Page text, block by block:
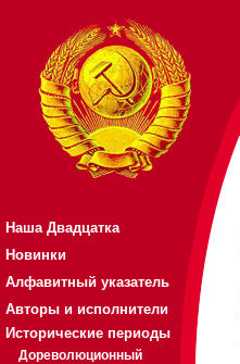
Наша Двадцатка
Новинки
Алфавитный указатель
Авторы и исполнители
Исторические периоды
Дореволюционный